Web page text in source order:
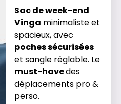
Sac de week-end
Vinga minimaliste et
spacieux, avec
poches sécurisées
et sangle réglable. Le
must-havedes
déplacements pro &
perso.